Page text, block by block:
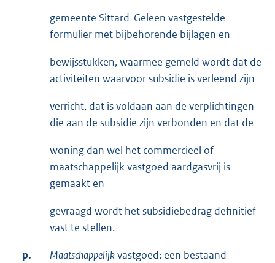
gemeente Sittard-Geleen vastgestelde
formulier met bijbehorende bijlagen en
bewijsstukken, waarmee gemeld wordt dat de
activiteiten waarvoor subsidie is verleend zijn
verricht, dat is voldaan aan de verplichtingen
die aan de subsidie zijn verbonden en dat de
woning dan wel het commercieel of
maatschappelijk vastgoed aardgasvrij is
gemaakt en
gevraagd wordt het subsidiebedrag definitief
vast te stellen.
p. Maatschappelijkvastgoed: een bestaand